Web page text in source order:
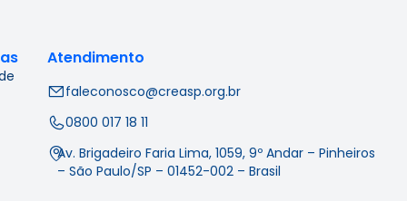
Atendimento
faleconosco@creasp.org.br
0800 017 18 11
Av. Brigadeiro Faria Lima, 1059, 9º Andar – Pinheiros
– São Paulo/SP – 01452-002 – Brasil